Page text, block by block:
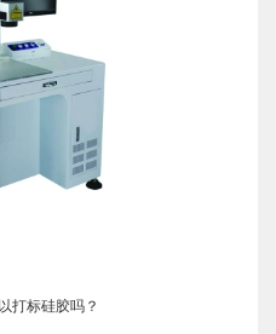
打标硅胶吗？